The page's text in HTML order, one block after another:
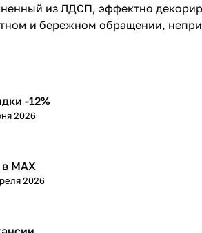
из ЛДСП, эффектно
и бережном обращении,
-12%
2026
МАХ
2026